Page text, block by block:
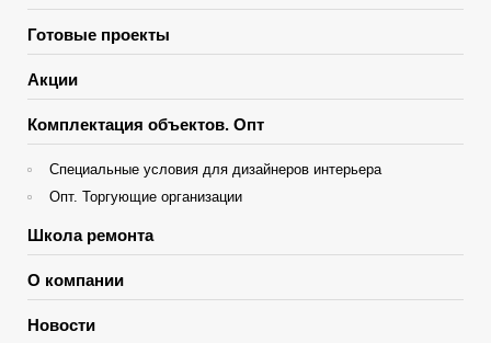
Готовые проекты
Акции
Комплектация объектов. Опт
Специальные условия для дизайнеров интерьера
Опт. Торгующие организации
Школа ремонта
О компании
Новости